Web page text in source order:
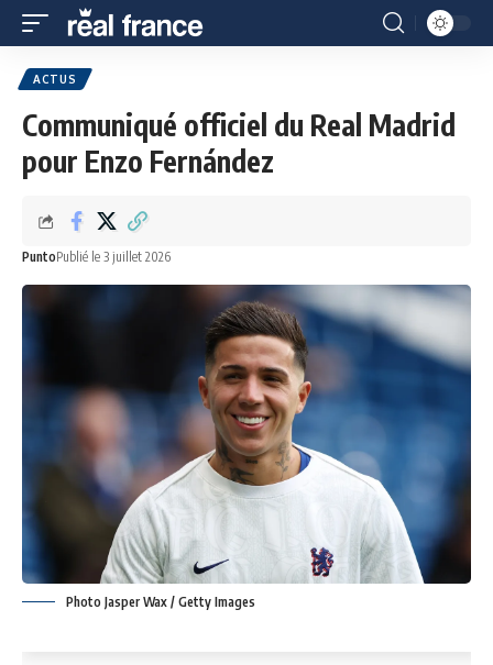
ACTUS
Communiqué officiel du Real Madrid
pour Enzo Fernández
PuntoPublié le 3 juillet 2026
Photo Jasper Wax / Getty Images